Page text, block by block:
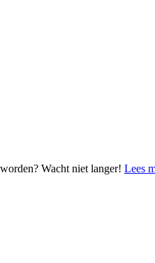
Wacht niet langer! Lees